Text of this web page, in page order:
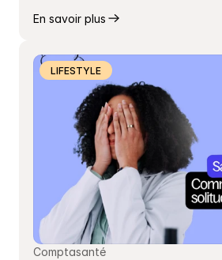
En savoir plus
LIFESTYLE
Comptasanté